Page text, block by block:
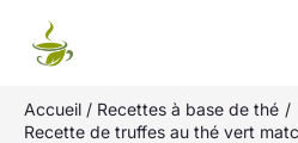
Accueil
Recettes à base de thé
Recette de truffes au thé vert